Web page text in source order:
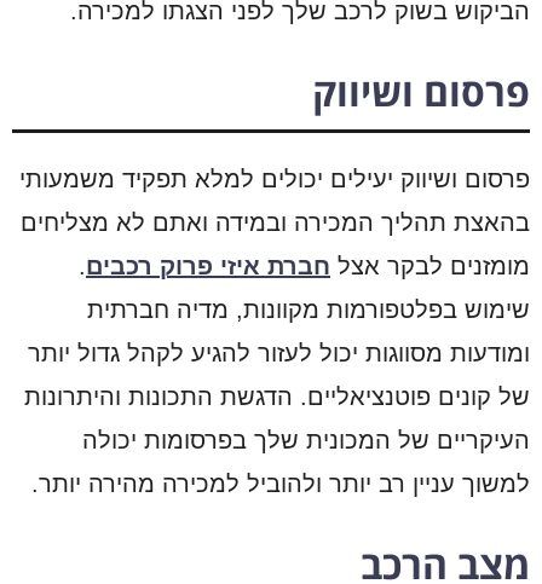
הביקוש בשוק לרכב שלך לפני הצגתו למכירה.
פרסום ושיווק
פרסום ושיווק יעילים יכולים למלא תפקיד משמעותי
בהאצת תהליך המכירה ובמידה ואתם לא מצליחים
מומזנים לבקר אצל חברת איזי פרוק רכבים.
שימוש בפלטפורמות מקוונות, מדיה חברתית
ומודעות מסווגות יכול לעזור להגיע לקהל גדול יותר
של קונים פוטנציאליים. הדגשת התכונות והיתרונות
העיקריים של המכונית שלך בפרסומות יכולה
למשוך עניין רב יותר ולהוביל למכירה מהירה יותר.
מצב הרכב